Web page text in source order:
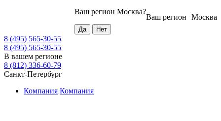
Москва
Ваш регион
Ваш регион Москва?
8 (495) 565-30-55
8 (495) 565-30-55
В вашем регионе
8 (812) 336-60-79
Санкт-Петербург
Компания Компания